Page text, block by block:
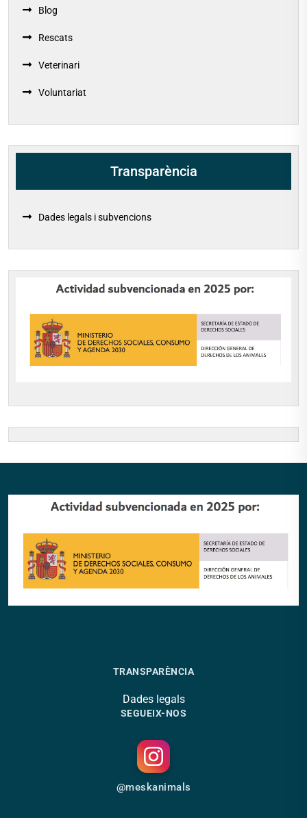
Blog
Rescats
Veterinari
Voluntariat
Transparència
Dades legals i subvencions
TRANSPARÈNCIA
Dades legals
SEGUEIX-NOS
@meskanimals